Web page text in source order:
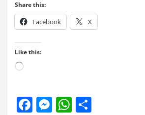
Share this:
Facebook X
Like this:
Loading…
F
M W